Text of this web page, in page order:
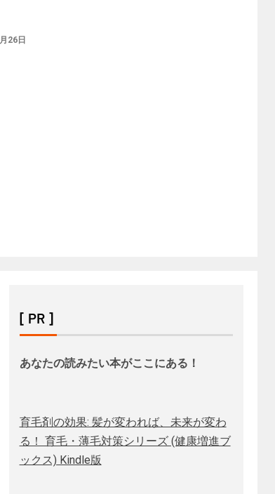
26日
[ PR ]
あなたの読みたい本がここにある！
育毛剤の効果: 髪が変われば、未来が変わ
る！ 育毛・薄毛対策シリーズ (健康増進ブ
ックス) Kindle版